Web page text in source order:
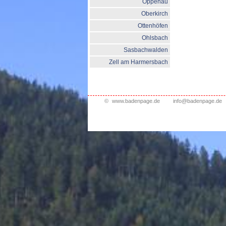
Oppenau
Oberkirch
Ottenhöfen
Ohlsbach
Sasbachwalden
Zell am Harmersbach
© www.badenpage.de info@badenpage.de